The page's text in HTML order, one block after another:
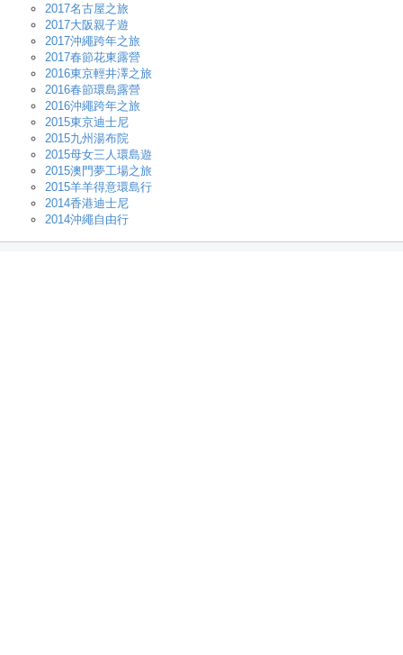
2017名古屋之旅
2017大阪親子遊
2017沖繩跨年之旅
2017春節花東露營
2016東京輕井澤之旅
2016春節環島露營
2016沖繩跨年之旅
2015東京迪士尼
2015九州湯布院
2015母女三人環島遊
2015澳門夢工場之旅
2015羊羊得意環島行
2014香港迪士尼
2014沖繩自由行